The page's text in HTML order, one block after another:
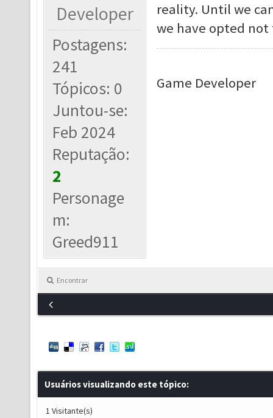
Developer
Postagens:
241
Tópicos: 0
Juntou-se:
Feb 2024
Reputação:
2
Personage
m:
Greed911
reality. Until we
we have opted
Game Developer
Encontrar
Usuários visualizando este tópico:
1 Visitante(s)